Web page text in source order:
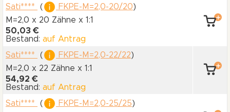
Sati****
( FKPE-M=2,0-20/20)
M=2,0 x 20 Zähne x 1:1
50,03 €
Bestand: auf Antrag
Sati****
( FKPE-M=2,0-22/22)
M=2,0 x 22 Zähne x 1:1
54,92 €
Bestand: auf Antrag
Sati****
( FKPE-M=2,0-25/25)